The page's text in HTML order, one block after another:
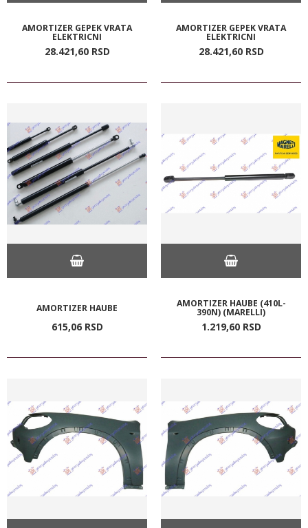
AMORTIZER GEPEK VRATA
ELEKTRICNI
28.421,60 RSD
AMORTIZER GEPEK VRATA
ELEKTRICNI
28.421,60 RSD
AMORTIZER HAUBE
615,06 RSD
AMORTIZER HAUBE (410L-
390N) (MARELLI)
1.219,60 RSD